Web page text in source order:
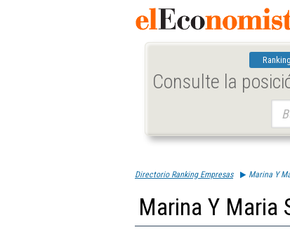
Consulte la
Directorio Ranking Empresas Marina Y
Marina Y Maria